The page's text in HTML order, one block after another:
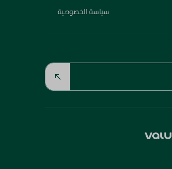
سياسة الخصوصية